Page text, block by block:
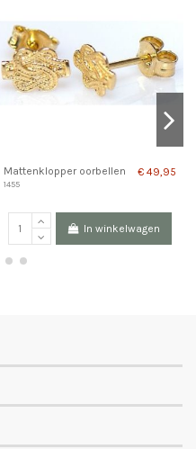
Mattenklopper oorbellen
1455
€ 49,95
In winkelwagen